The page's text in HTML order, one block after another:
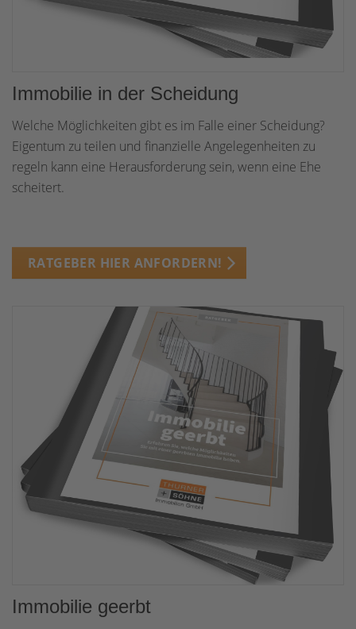
Immobilie in der Scheidung
Welche Möglichkeiten gibt es im Falle einer Scheidung?
Eigentum zu teilen und finanzielle Angelegenheiten zu
regeln kann eine Herausforderung sein, wenn eine Ehe
scheitert.
RATGEBER HIER ANFORDERN!
Immobilie geerbt